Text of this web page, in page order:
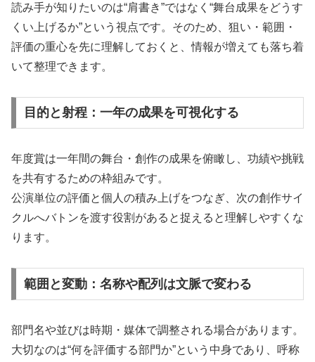
読み手が知りたいのは“肩書き”ではなく“舞台成果をどうす
くい上げるか”という視点です。そのため、狙い・範囲・
評価の重心を先に理解しておくと、情報が増えても落ち着
いて整理できます。
目的と射程：一年の成果を可視化する
年度賞は一年間の舞台・創作の成果を俯瞰し、功績や挑戦
を共有するための枠組みです。
公演単位の評価と個人の積み上げをつなぎ、次の創作サイ
クルへバトンを渡す役割があると捉えると理解しやすくな
ります。
範囲と変動：名称や配列は文脈で変わる
部門名や並びは時期・媒体で調整される場合があります。
大切なのは“何を評価する部門か”という中身であり、呼称